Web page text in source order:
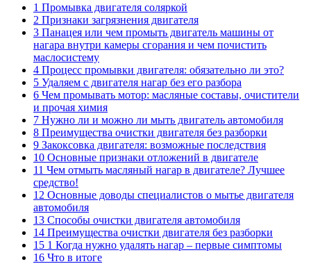
1 Промывка двигателя соляркой
2 Признаки загрязнения двигателя
3 Панацея или чем промыть двигатель машины от
нагара внутри камеры сгорания и чем почистить
маслосистему
4 Процесс промывки двигателя: обязательно ли это?
5 Удаляем с двигателя нагар без его разбора
6 Чем промывать мотор: масляные составы, очистители
и прочая химия
7 Нужно ли и можно ли мыть двигатель автомобиля
8 Преимущества очистки двигателя без разборки
9 Закоксовка двигателя: возможные последствия
10 Основные признаки отложений в двигателе
11 Чем отмыть масляный нагар в двигателе? Лучшее
средство!
12 Основные доводы специалистов о мытье двигателя
автомобиля
13 Способы очистки двигателя автомобиля
14 Преимущества очистки двигателя без разборки
15 1 Когда нужно удалять нагар – первые симптомы
16 Что в итоге